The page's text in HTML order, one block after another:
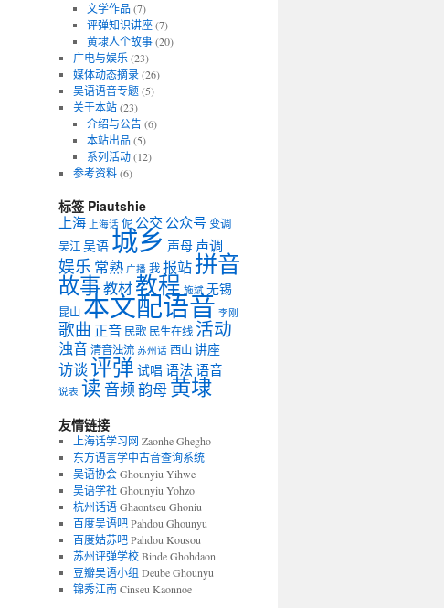
文学作品 (7)
评弹知识讲座(7)
黄埭人个故事(20)
广电与娱乐 (23)
媒体动态摘录(26)
吴语语音专题(5)
关于本站(23)
介绍与公告(6)
本站出品 (5)
系列活动(12)
参考资料(6)
标签 Piautshie
上海 上海话 伲 公交 公众号变调
吴江吴语城乡 声母 声调
娱乐 常熟 广播 我报站拼音
故事教材教程 施斌 无锡
昆山 本文配语音 李刚
歌曲 正音 民歌 民生在线 活动
浊音清音浊流 苏州话 西山讲座
访谈评弹 试唱 语法语音
说表 读 音频韵母黄埭
友情链接
上海话学习网 Zaonhe Ghegho
东方语言学中古音查询系统
吴语协会Ghounyiu Yihwe
吴语学社Ghounyiu Yohzo
杭州话语Ghaontseu Ghoniu
百度吴语吧Pahdou Ghounyu
百度姑苏吧Pahdou Kousou
苏州评弹学校Binde Ghohdaon
豆瓣吴语小组 Deube Ghounyu
锦秀江南Cinseu Kaonnoe